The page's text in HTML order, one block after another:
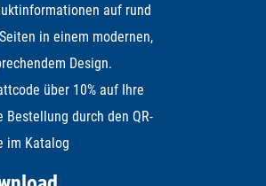
auf rund
in einem modernen,
Design.
über 10% auf Ihre
Bestellung durch den QR-
im Katalog